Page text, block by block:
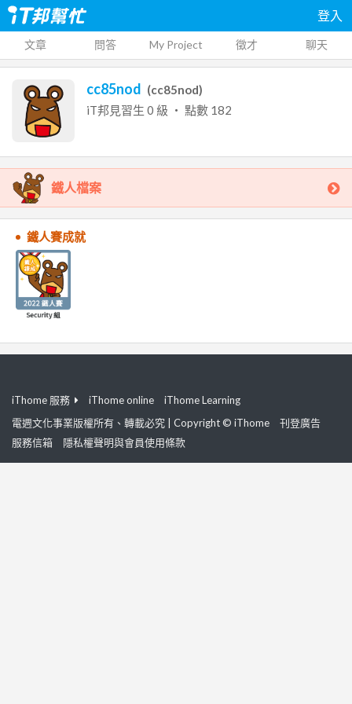
登入
文章 問答 My Project 徵才 聊天
cc85nod (cc85nod)
iT邦見習生 0 級 ‧ 點數 182
鐵人檔案
鐵人賽成就
iThome 服務 iThome online
iThome Learning
電週文化事業版權所有、轉載必究 | Copyright © iThome
刊登廣告
服務信箱
隱私權聲明與會員使用條款